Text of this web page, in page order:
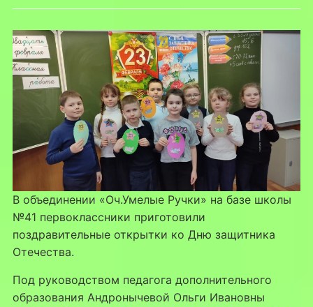
В объединении «Оч.Умелые Ручки» на базе школы
№41 первоклассники приготовили
поздравительные открытки ко Дню защитника
Отечества.
Под руководством педагога дополнительного
образования Андронычевой Ольги Ивановны